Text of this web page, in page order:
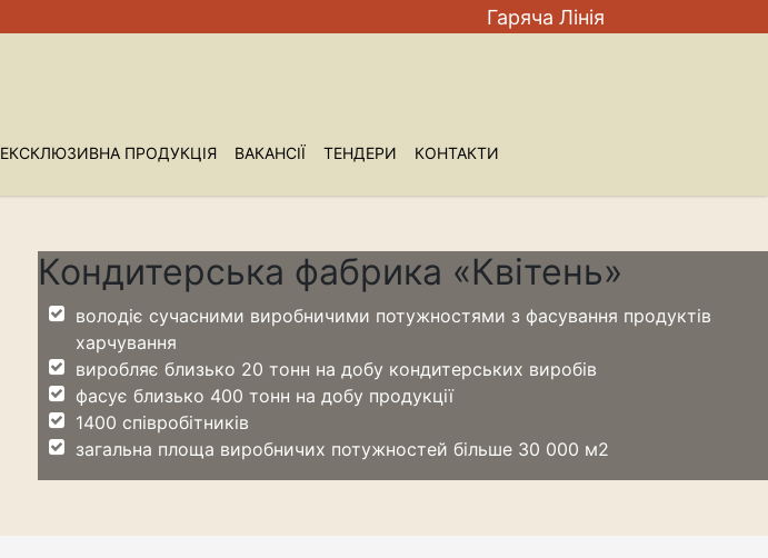
Гаряча Лiнiя
ЕКСКЛЮЗИВНА ПРОДУКЦІЯ ВАКАНСIЇ ТЕНДЕРИ КОНТАКТИ
Кондитерська фабрика «Квітень»
володіє сучасними виробничими потужностями з фасування продуктів
харчування
виробляє близько 20 тонн на добу кондитерських виробів
фасує близько 400 тонн на добу продукції
1400 співробітників
загальна площа виробничих потужностей більше 30 000 м2